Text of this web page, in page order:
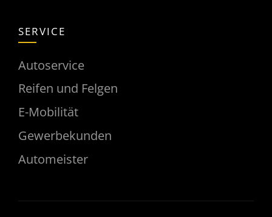
SERVICE
Autoservice
Reifen und Felgen
E-Mobilität
Gewerbekunden
Automeister